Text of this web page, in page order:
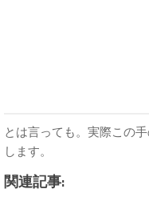
とは言っても。実際この
します。
関連記事: